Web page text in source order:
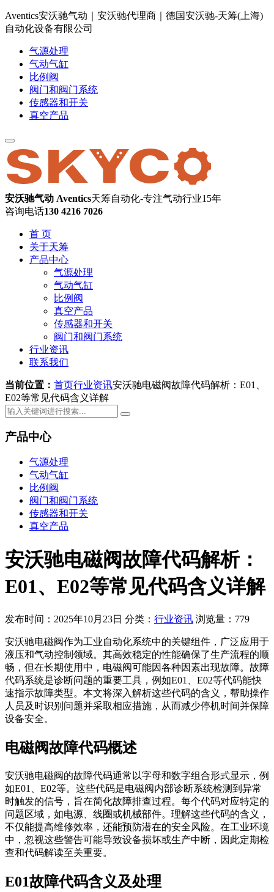
Aventics安沃驰气动｜安沃驰代理商｜德国安沃驰-天筹(上海)
自动化设备有限公司
气源处理
气动气缸
比例阀
阀门和阀门系统
传感器和开关
真空产品
安沃驰气动 Aventics天筹自动化-专注气动行业15年
咨询电话130 4216 7026
首 页
关于天筹
产品中心
气源处理
气动气缸
比例阀
真空产品
传感器和开关
阀门和阀门系统
行业资讯
联系我们
当前位置： 首页行业资讯安沃驰电磁阀故障代码解析：E01、
E02等常见代码含义详解
产品中心
气源处理
气动气缸
比例阀
阀门和阀门系统
传感器和开关
真空产品
安沃驰电磁阀故障代码解析：
E01、E02等常见代码含义详解
发布时间：2025年10月23日 分类： 行业资讯 浏览量：779
安沃驰电磁阀作为工业自动化系统中的关键组件，广泛应用于
液压和气动控制领域。其高效稳定的性能确保了生产流程的顺
畅，但在长期使用中，电磁阀可能因各种因素出现故障。故障
代码系统是诊断问题的重要工具，例如E01、E02等代码能快
速指示故障类型。本文将深入解析这些代码的含义，帮助操作
人员及时识别问题并采取相应措施，从而减少停机时间并保障
设备安全。
电磁阀故障代码概述
安沃驰电磁阀的故障代码通常以字母和数字组合形式显示，例
如E01、E02等。这些代码是电磁阀内部诊断系统检测到异常
时触发的信号，旨在简化故障排查过程。每个代码对应特定的
问题区域，如电源、线圈或机械部件。理解这些代码的含义，
不仅能提高维修效率，还能预防潜在的安全风险。在工业环境
中，忽视这些警告可能导致设备损坏或生产中断，因此定期检
查和代码解读至关重要。
E01故障代码含义及处理